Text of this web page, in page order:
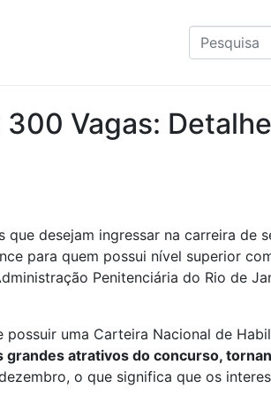
Vagas:
desejam ingressar na carreira de
para quem possui nível superior
Penitenciária do Rio de
uma Carteira Nacional de
grandes atrativos do concurso,
o que significa que os